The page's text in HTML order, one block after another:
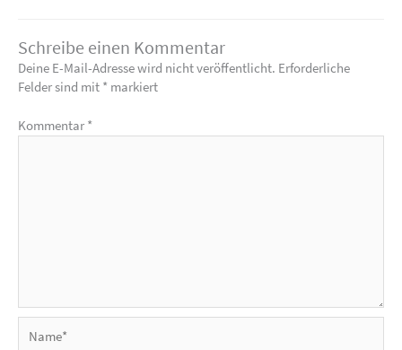
Schreibe einen Kommentar
Deine E-Mail-Adresse wird nicht veröffentlicht. Erforderliche
Felder sind mit * markiert
Kommentar *